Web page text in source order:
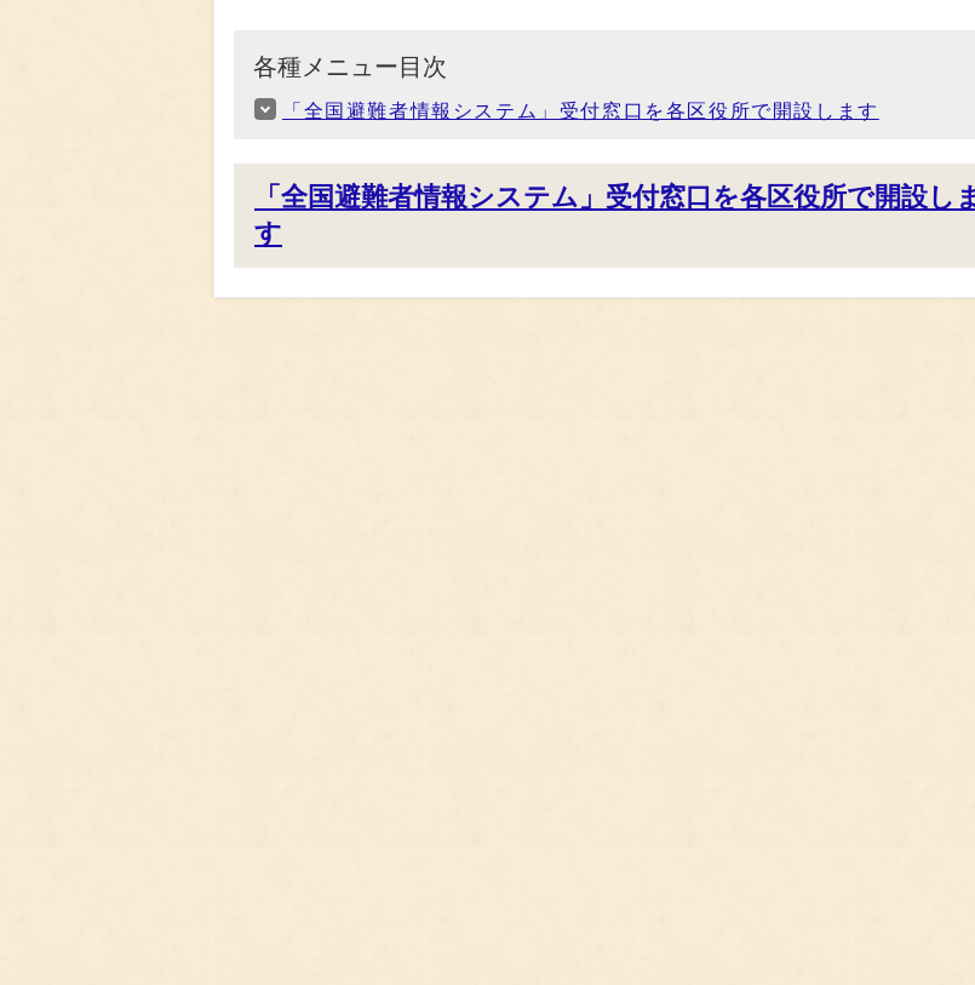
各種メニュー目次
「全国避難者情報システム」受付窓口を各区役所で開設します
「全国避難者情報システム」受付窓口を各区役所で開設し
す